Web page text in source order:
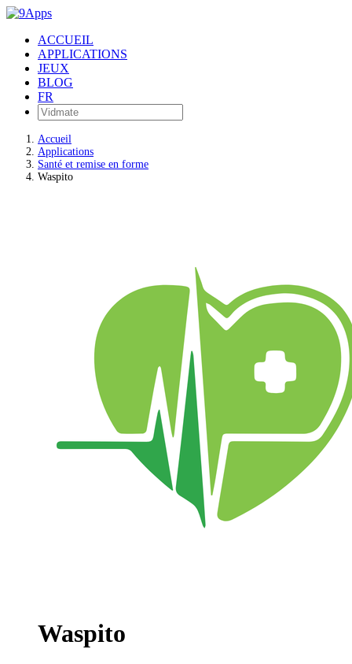
ACCUEIL
APPLICATIONS
JEUX
BLOG
FR
Accueil
Applications
Santé et remise en forme
Waspito
Waspito